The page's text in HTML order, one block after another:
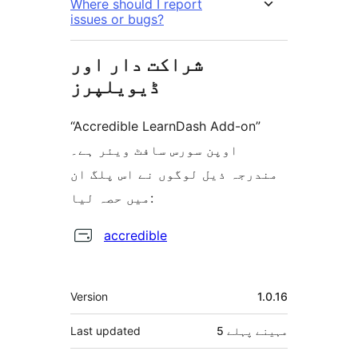
Where should I report
issues or bugs?
شراکت دار اور
ڈیویلپرز
“Accredible LearnDash Add-on”
اوپن سورس سافٹ ویئر ہے۔
مندرجہ ذیل لوگوں نے اس پلگ ان
میں حصہ لیا:
شراکتaccredible
میٹا
Version 1.0.16
Last updated 5 مہینے پہلے